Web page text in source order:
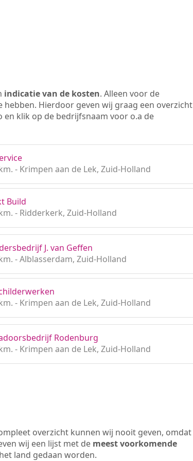
indicatie van de kosten. Alleen voor de
Hierdoor geven wij graag een overzicht
klik op de bedrijfsnaam voor o.a de
- Krimpen aan de Lek, Zuid-Holland
Build
- Ridderkerk, Zuid-Holland
J. van Geffen
- Alblasserdam, Zuid-Holland
- Krimpen aan de Lek, Zuid-Holland
Rodenburg
- Krimpen aan de Lek, Zuid-Holland
overzicht kunnen wij nooit geven, omdat
wij een lijst met de meest voorkomende
land gedaan worden.